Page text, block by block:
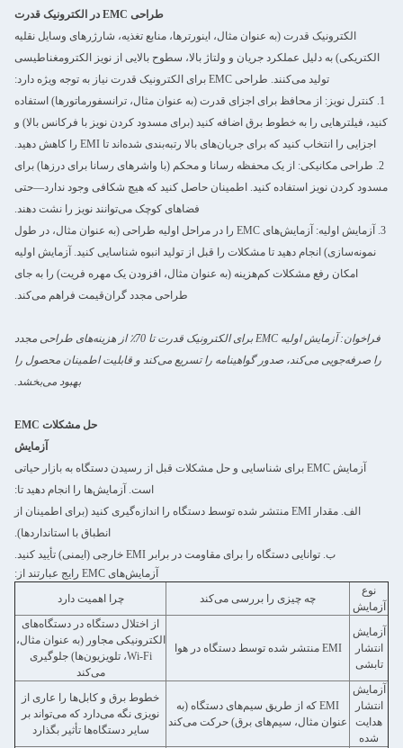
طراحی EMC در الکترونیک قدرت
الکترونیک قدرت (به عنوان مثال، اینورترها، منابع تغذیه، شارژرهای وسایل نقلیه
الکتریکی) به دلیل عملکرد جریان و ولتاژ بالا، سطوح بالایی از نویز الکترومغناطیسی
تولید می‌کنند. طراحی EMC برای الکترونیک قدرت نیاز به توجه ویژه دارد:
1. کنترل نویز: از محافظ برای اجزای قدرت (به عنوان مثال، ترانسفورماتورها) استفاده
کنید، فیلترهایی را به خطوط برق اضافه کنید (برای مسدود کردن نویز با فرکانس بالا) و
اجزایی را انتخاب کنید که برای جریان‌های بالا رتبه‌بندی شده‌اند تا EMI را کاهش دهید.
2. طراحی مکانیکی: از یک محفظه رسانا و محکم (با واشرهای رسانا برای درزها) برای
مسدود کردن نویز استفاده کنید. اطمینان حاصل کنید که هیچ شکافی وجود ندارد—حتی
فضاهای کوچک می‌توانند نویز را نشت دهند.
3. آزمایش اولیه: آزمایش‌های EMC را در مراحل اولیه طراحی (به عنوان مثال، در طول
نمونه‌سازی) انجام دهید تا مشکلات را قبل از تولید انبوه شناسایی کنید. آزمایش اولیه
امکان رفع مشکلات کم‌هزینه (به عنوان مثال، افزودن یک مهره فریت) را به جای
طراحی مجدد گران‌قیمت فراهم می‌کند.
فراخوان: آزمایش اولیه EMC برای الکترونیک قدرت تا 70٪ از هزینه‌های طراحی مجدد
را صرفه‌جویی می‌کند، صدور گواهینامه را تسریع می‌کند و قابلیت اطمینان محصول را
بهبود می‌بخشد.
حل مشکلات EMC
آزمایش
آزمایش EMC برای شناسایی و حل مشکلات قبل از رسیدن دستگاه به بازار حیاتی
است. آزمایش‌ها را انجام دهید تا:
الف. مقدار EMI منتشر شده توسط دستگاه را اندازه‌گیری کنید (برای اطمینان از
انطباق با استانداردها).
ب. توانایی دستگاه را برای مقاومت در برابر EMI خارجی (ایمنی) تأیید کنید.
آزمایش‌های EMC رایج عبارتند از:
نوع
آزمایش
چه چیزی را بررسی می‌کند چرا اهمیت دارد
آزمایش
انتشار
تابشی
EMI منتشر شده توسط دستگاه در هوا
از اختلال دستگاه در دستگاه‌های
الکترونیکی مجاور (به عنوان مثال،
Wi-Fi، تلویزیون‌ها) جلوگیری
می‌کند
آزمایش
انتشار
هدایت
شده
EMI که از طریق سیم‌های دستگاه (به
عنوان مثال، سیم‌های برق) حرکت می‌کند
خطوط برق و کابل‌ها را عاری از
نویزی نگه می‌دارد که می‌تواند بر
سایر دستگاه‌ها تأثیر بگذارد